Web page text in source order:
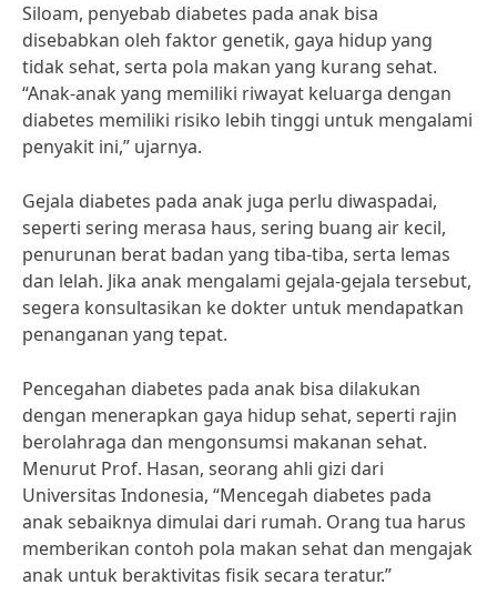
Siloam, penyebab diabetes pada anak bisa
disebabkan oleh faktor genetik, gaya hidup yang
tidak sehat, serta pola makan yang kurang sehat.
“Anak-anak yang memiliki riwayat keluarga dengan
diabetes memiliki risiko lebih tinggi untuk mengalami
penyakit ini,” ujarnya.
Gejala diabetes pada anak juga perlu diwaspadai,
seperti sering merasa haus, sering buang air kecil,
penurunan berat badan yang tiba-tiba, serta lemas
dan lelah. Jika anak mengalami gejala-gejala tersebut,
segera konsultasikan ke dokter untuk mendapatkan
penanganan yang tepat.
Pencegahan diabetes pada anak bisa dilakukan
dengan menerapkan gaya hidup sehat, seperti rajin
berolahraga dan mengonsumsi makanan sehat.
Menurut Prof. Hasan, seorang ahli gizi dari
Universitas Indonesia, “Mencegah diabetes pada
anak sebaiknya dimulai dari rumah. Orang tua harus
memberikan contoh pola makan sehat dan mengajak
anak untuk beraktivitas fisik secara teratur.”